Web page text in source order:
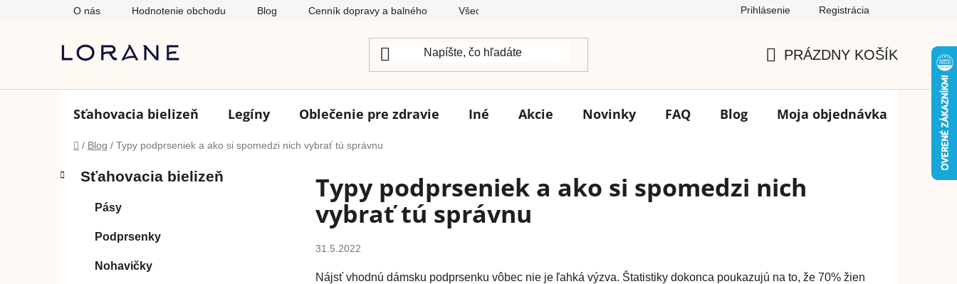
O nás Hodnotenie obchodu Blog Cenník dopravy a balného Všeobecné obchodné podmienky Podmienky ochrany osobných údajov FAQ
Prihlásenie Registrácia
KOŠÍK
PRÁZDNY KOŠÍK
Sťahovacia bielizeň Legíny Oblečenie pre zdravie Iné Akcie Novinky FAQ Blog Moja objednávka
Domov
/ Blog / Typy podprseniek a ako si spomedzi nich vybrať tú správnu
B
o
kategórie
K
a
Sťahovacia bielizeň
Pásy
Podprsenky
Nohavičky
Typy podprseniek a ako si spomedzi nich
vybrať tú správnu
31.5.2022
Nájsť vhodnú dámsku podprsenku vôbec nie je ľahká výzva. Štatistiky dokonca poukazujú na to, že 70% žien